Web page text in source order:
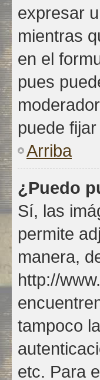
expresar
mientras
en el
pues
puede
Arriba
¿Puedo
Sí, las
permite
manera,
http://
tampoco
etc. Para